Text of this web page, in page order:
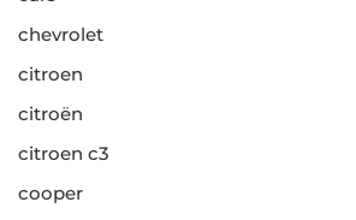
chevrolet
citroen
citroën
citroen c3
cooper